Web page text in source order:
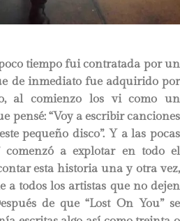
tiempo fui contratada por un
de inmediato fue adquirido por
al comienzo los vi como un
pensé: “Voy a escribir canciones
pequeño disco”. Y a las pocas
comenzó a explotar en todo el
esta historia una y otra vez,
a todos los artistas que no dejen
de que “Lost On You” se